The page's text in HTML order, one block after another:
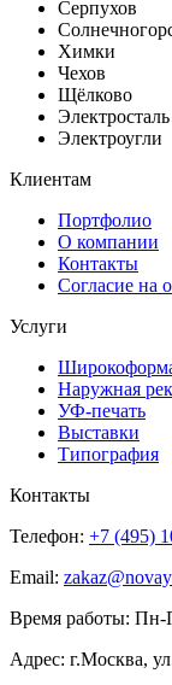
Серпухов
Химки
Чехов
Щёлково
Электросталь
Электроугли
Клиентам
Портфолио
О компании
Контакты
Согласие на
Услуги
Наружная
УФ-печать
Выставки
Типография
Контакты
Телефон: +7 (495)
Email:
Время работы: Пн-
Адрес: г.Москва,